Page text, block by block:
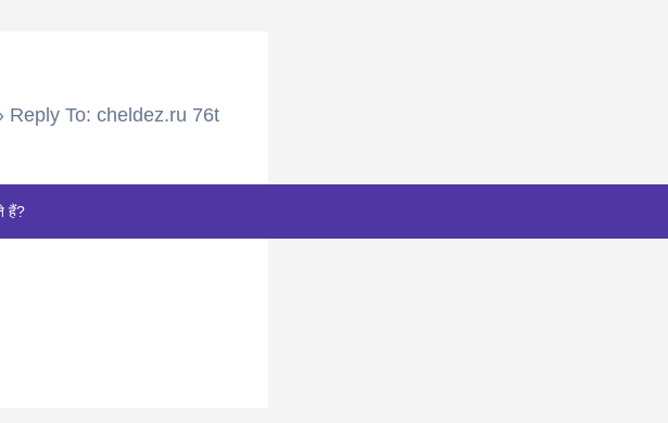
हैं?
› Reply To: cheldez.ru 76t